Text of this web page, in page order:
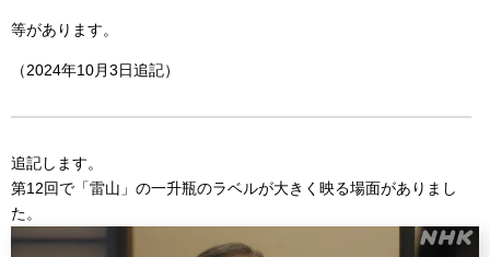
等があります。
（2024年10月3日追記）
追記します。
第12回で「雷山」の一升瓶のラベルが大きく映る場面がありまし
た。